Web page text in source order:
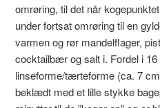
omrøring, til det når
under fortsat omrøring til en
varmen og rør mandelflager,
cocktailbær og salt i. Fordel i
linseforme/tærteforme (ca. 7
beklædt med et lille stykke